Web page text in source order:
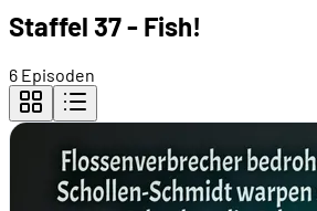
Staffel 37 - Fish!
6 Episoden